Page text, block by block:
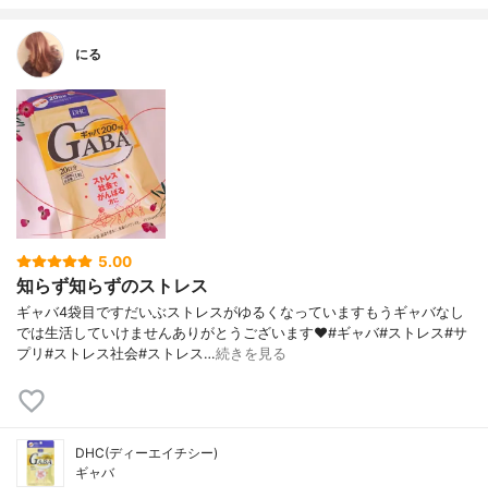
にる
5.00
知らず知らずのストレス
ギャバ4袋目ですだいぶストレスがゆるくなっていますもうギャバなし
では生活していけませんありがとうございます♥️#ギャバ#ストレス#サ
プリ#ストレス社会#ストレス…続きを見る
DHC(ディーエイチシー)
ギャバ